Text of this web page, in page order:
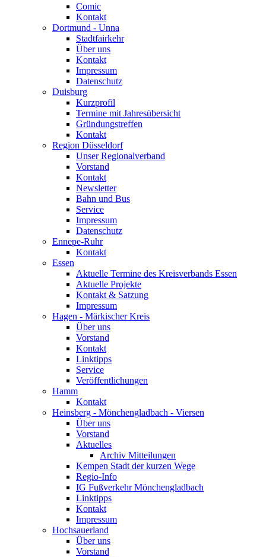
Comic
Kontakt
Dortmund - Unna
Stadtfairkehr
Über uns
Kontakt
Impressum
Datenschutz
Duisburg
Kurzprofil
Termine mit Jahresübersicht
Gründungstreffen
Kontakt
Region Düsseldorf
Unser Regionalverband
Vorstand
Kontakt
Newsletter
Bahn und Bus
Service
Impressum
Datenschutz
Ennepe-Ruhr
Kontakt
Essen
Aktuelle Termine des Kreisverbands Essen
Aktuelle Projekte
Kontakt & Satzung
Impressum
Hagen - Märkischer Kreis
Über uns
Vorstand
Kontakt
Linktipps
Service
Veröffentlichungen
Hamm
Kontakt
Heinsberg - Mönchengladbach - Viersen
Über uns
Vorstand
Aktuelles
Archiv Mitteilungen
Kempen Stadt der kurzen Wege
Regio-Info
IG Fußverkehr Mönchengladbach
Linktipps
Kontakt
Impressum
Hochsauerland
Über uns
Vorstand